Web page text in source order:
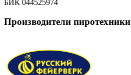
БИК 044525974
Производители пиротехники